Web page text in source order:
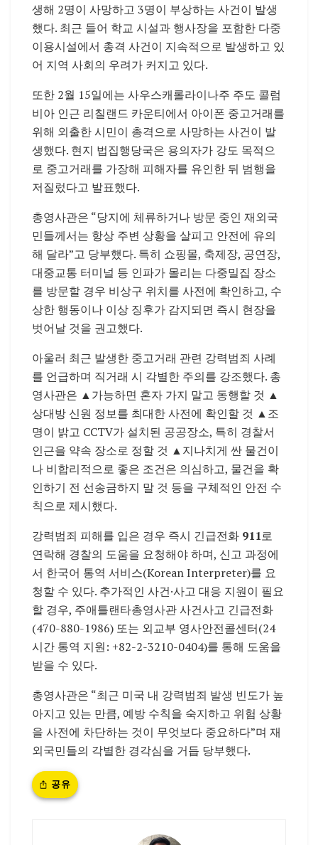
생해 2명이 사망하고 3명이 부상하는 사건이 발생
했다. 최근 들어 학교 시설과 행사장을 포함한 다중
이용시설에서 총격 사건이 지속적으로 발생하고 있
어 지역 사회의 우려가 커지고 있다.
또한 2월 15일에는 사우스캐롤라이나주 주도 콜럼
비아 인근 리칠랜드 카운티에서 아이폰 중고거래를
위해 외출한 시민이 총격으로 사망하는 사건이 발
생했다. 현지 법집행당국은 용의자가 강도 목적으
로 중고거래를 가장해 피해자를 유인한 뒤 범행을
저질렀다고 발표했다.
총영사관은 “당지에 체류하거나 방문 중인 재외국
민들께서는 항상 주변 상황을 살피고 안전에 유의
해 달라”고 당부했다. 특히 쇼핑몰, 축제장, 공연장,
대중교통 터미널 등 인파가 몰리는 다중밀집 장소
를 방문할 경우 비상구 위치를 사전에 확인하고, 수
상한 행동이나 이상 징후가 감지되면 즉시 현장을
벗어날 것을 권고했다.
아울러 최근 발생한 중고거래 관련 강력범죄 사례
를 언급하며 직거래 시 각별한 주의를 강조했다. 총
영사관은 ▲가능하면 혼자 가지 말고 동행할 것 ▲
상대방 신원 정보를 최대한 사전에 확인할 것 ▲조
명이 밝고 CCTV가 설치된 공공장소, 특히 경찰서
인근을 약속 장소로 정할 것 ▲지나치게 싼 물건이
나 비합리적으로 좋은 조건은 의심하고, 물건을 확
인하기 전 선송금하지 말 것 등을 구체적인 안전 수
칙으로 제시했다.
강력범죄 피해를 입은 경우 즉시 긴급전화 911로
연락해 경찰의 도움을 요청해야 하며, 신고 과정에
서 한국어 통역 서비스(Korean Interpreter)를 요
청할 수 있다. 추가적인 사건·사고 대응 지원이 필요
할 경우, 주애틀랜타총영사관 사건사고 긴급전화
(470-880-1986) 또는 외교부 영사안전콜센터(24
시간 통역 지원: +82-2-3210-0404)를 통해 도움을
받을 수 있다.
총영사관은 “최근 미국 내 강력범죄 발생 빈도가 높
아지고 있는 만큼, 예방 수칙을 숙지하고 위험 상황
을 사전에 차단하는 것이 무엇보다 중요하다”며 재
외국민들의 각별한 경각심을 거듭 당부했다.
공유